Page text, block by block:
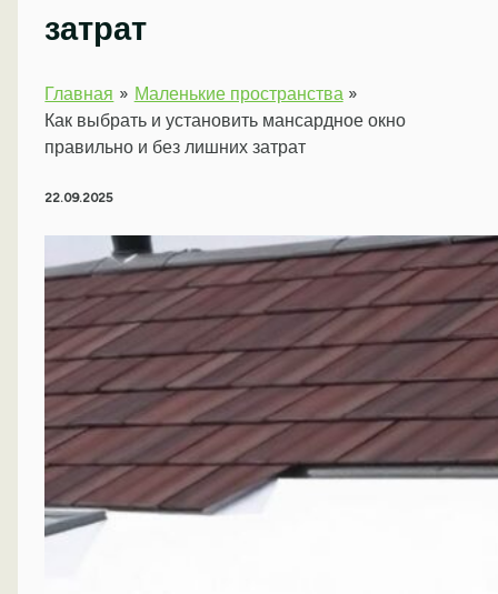
затрат
Главная
Маленькие пространства
Как выбрать и установить мансардное окно
правильно и без лишних затрат
22.09.2025